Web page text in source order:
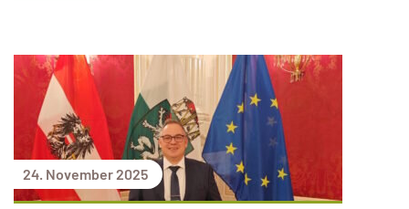
24. November 2025